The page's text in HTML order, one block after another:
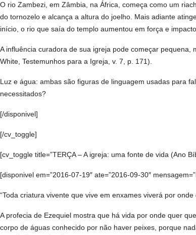
O rio Zambezi, em Zâmbia, na África, começa como um
do tornozelo e alcança a altura do joelho. Mais adiante
início, o rio que saía do templo aumentou em força e
A influência curadora de sua igreja pode começar pequena,
White, Testemunhos para a Igreja, v. 7, p. 171).
Luz e água: ambas são figuras de linguagem usadas para
necessitados?
[/disponivel]
[/cv_toggle]
[cv_toggle title=”TERÇA – A igreja: uma fonte de vida (Ano
[disponivel em=”2016-07-19″ ate=”2016-09-30″
“Toda criatura vivente que vive em enxames viverá por
A profecia de Ezequiel mostra que há vida por onde quer
corpo de águas conhecido por não haver peixes, porque